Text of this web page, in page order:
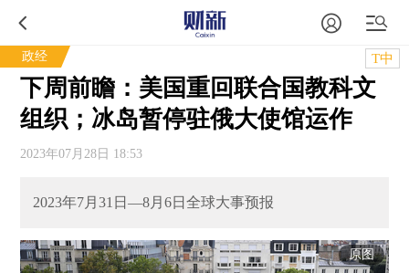
政经 T中
下周前瞻：美国重回联合国教科文
组织；冰岛暂停驻俄大使馆运作
2023年07月28日 18:53
2023年7月31日—8月6日全球大事预报
原图